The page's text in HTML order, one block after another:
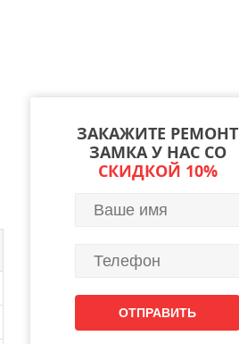
ЗАКАЖИТЕ РЕМОНТ
ЗАМКА У НАС СО
СКИДКОЙ 10%